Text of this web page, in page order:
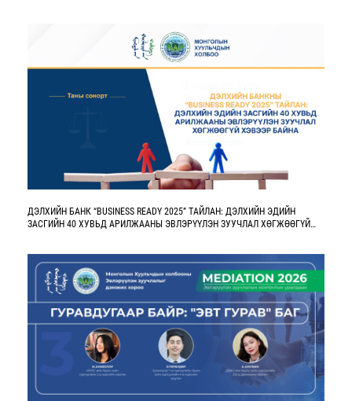
ДЭЛХИЙН БАНК “BUSINESS READY 2025” ТАЙЛАН: ДЭЛХИЙН ЭДИЙН
ЗАСГИЙН 40 ХУВЬД АРИЛЖААНЫ ЭВЛЭРҮҮЛЭН ЗУУЧЛАЛ ХӨГЖӨӨГҮЙ